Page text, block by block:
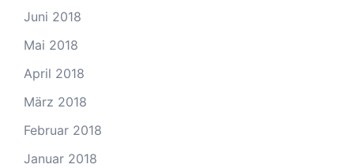
Juni 2018
Mai 2018
April 2018
März 2018
Februar 2018
Januar 2018